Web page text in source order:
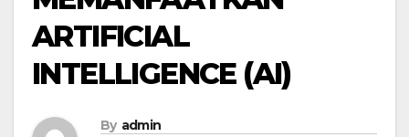
ARTIFICIAL
INTELLIGENCE (AI)
By admin